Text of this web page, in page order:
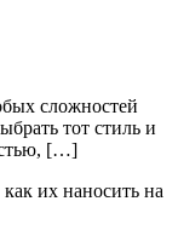
сложностей
тот стиль и
[…]